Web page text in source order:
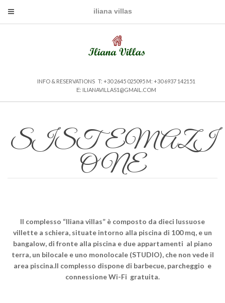
iliana villas
INFO & RESERVATIONS T: +30 2645 025095 M: +30 6937 142151
Ε: ILIANAVILLAS1@GMAIL.COM
SISTEMAZI
ONE
Il complesso “Iliana villas” è composto da dieci lussuose
villette a schiera, situate intorno alla piscina di 100 mq, e un
bangalow, di fronte alla piscina e due appartamenti al piano
terra, un bilocale e uno monolocale (STUDIO), che non vede il
area piscina.Il complesso dispone di barbecue, parcheggio e
connessione Wi-Fi gratuita.